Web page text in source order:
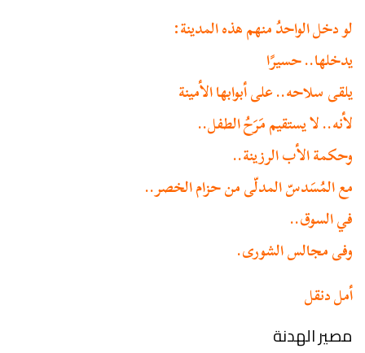
لو دخل الواحدُ منهم هذه المدينة:
يدخلها.. حسيرًا
يلقى سلاحه.. على أبوابها الأمينة
لأنه.. لا يستقيم مَرَحُ الطفل..
وحكمة الأب الرزينة..
مع المُسَدسّ المدلّى من حزام الخصر..
في السوق..
وفى مجالس الشورى.
أمل دنقل
مصير الهدنة